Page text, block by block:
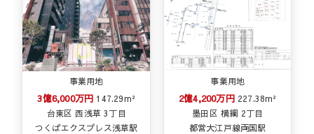
事業用地
3億6,000万円 147.29m²
台東区 西浅草 3丁目
つくばエクスプレス浅草駅
事業用地
2億4,200万円 227.38m²
墨田区 横綱 2丁目
都営大江戸線両国駅